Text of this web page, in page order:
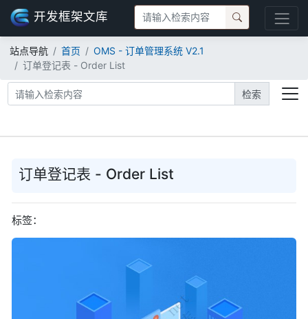
开发框架文库
站点导航 首页
OMS - 订单管理系统 V2.1
订单登记表 - Order List
检索
订单登记表 - Order List
标签：